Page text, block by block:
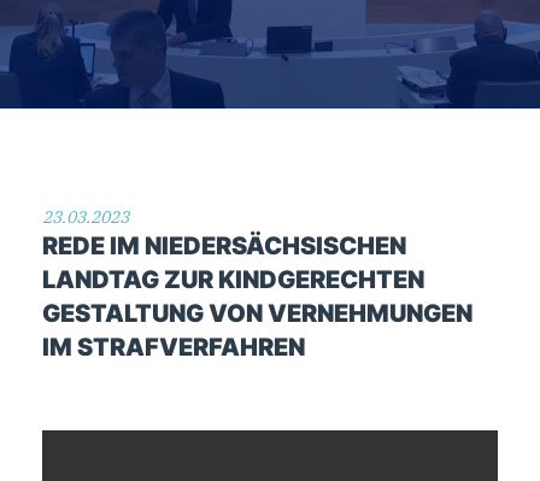
23.03.2023
REDE IM NIEDERSÄCHSISCHEN
LANDTAG ZUR KINDGERECHTEN
GESTALTUNG VON VERNEHMUNGEN
IM STRAFVERFAHREN